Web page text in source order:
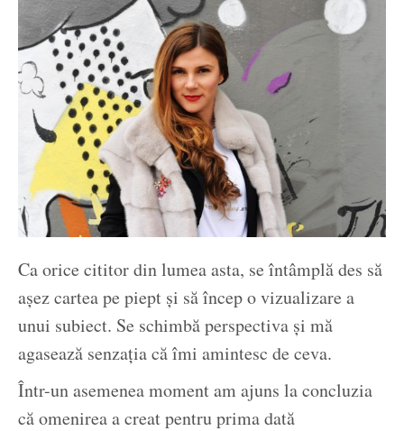
Ca orice cititor din lumea asta, se întâmplă des să
așez cartea pe piept și să încep o vizualizare a
unui subiect. Se schimbă perspectiva și mă
agasează senzația că îmi amintesc de ceva.
Într-un asemenea moment am ajuns la concluzia
că omenirea a creat pentru prima dată